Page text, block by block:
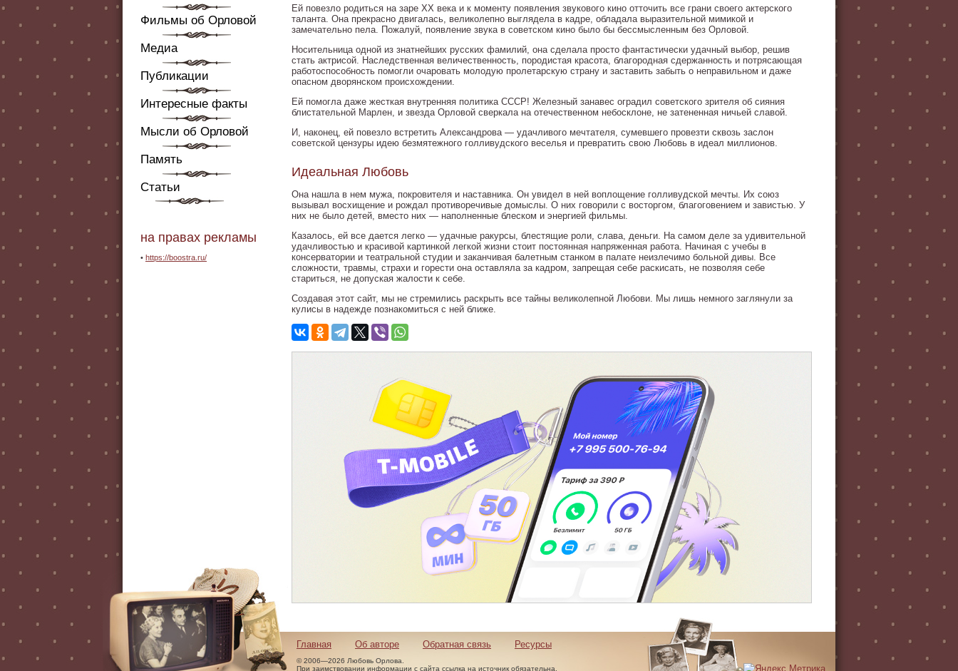
Фильмы об Орловой
Медиа
Публикации
Интересные факты
Мысли об Орловой
Память
Статьи
на правах рекламы
• https://boostra.ru/
Ей повезло родиться на заре XX века и к моменту появления звукового кино отточить все грани своего актерского
таланта. Она прекрасно двигалась, великолепно выглядела в кадре, обладала выразительной мимикой и
замечательно пела. Пожалуй, появление звука в советском кино было бы бессмысленным без Орловой.
Носительница одной из знатнейших русских фамилий, она сделала просто фантастически удачный выбор, решив
стать актрисой. Наследственная величественность, породистая красота, благородная сдержанность и потрясающая
работоспособность помогли очаровать молодую пролетарскую страну и заставить забыть о неправильном и даже
опасном дворянском происхождении.
Ей помогла даже жесткая внутренняя политика СССР! Железный занавес оградил советского зрителя об сияния
блистательной Марлен, и звезда Орловой сверкала на отечественном небосклоне, не затененная ничьей славой.
И, наконец, ей повезло встретить Александрова — удачливого мечтателя, сумевшего провезти сквозь заслон
советской цензуры идею безмятежного голливудского веселья и превратить свою Любовь в идеал миллионов.
Идеальная Любовь
Она нашла в нем мужа, покровителя и наставника. Он увидел в ней воплощение голливудской мечты. Их союз
вызывал восхищение и рождал противоречивые домыслы. О них говорили с восторгом, благоговением и завистью. У
них не было детей, вместо них — наполненные блеском и энергией фильмы.
Казалось, ей все дается легко — удачные ракурсы, блестящие роли, слава, деньги. На самом деле за удивительной
удачливостью и красивой картинкой легкой жизни стоит постоянная напряженная работа. Начиная с учебы в
консерватории и театральной студии и заканчивая балетным станком в палате неизлечимо больной дивы. Все
сложности, травмы, страхи и горести она оставляла за кадром, запрещая себе раскисать, не позволяя себе
стариться, не допуская жалости к себе.
Создавая этот сайт, мы не стремились раскрыть все тайны великолепной Любови. Мы лишь немного заглянули за
кулисы в надежде познакомиться с ней ближе.
Главная Об авторе Обратная связь Ресурсы
© 2006—2026 Любовь Орлова.
При заимствовании информации с сайта ссылка на источник обязательна.